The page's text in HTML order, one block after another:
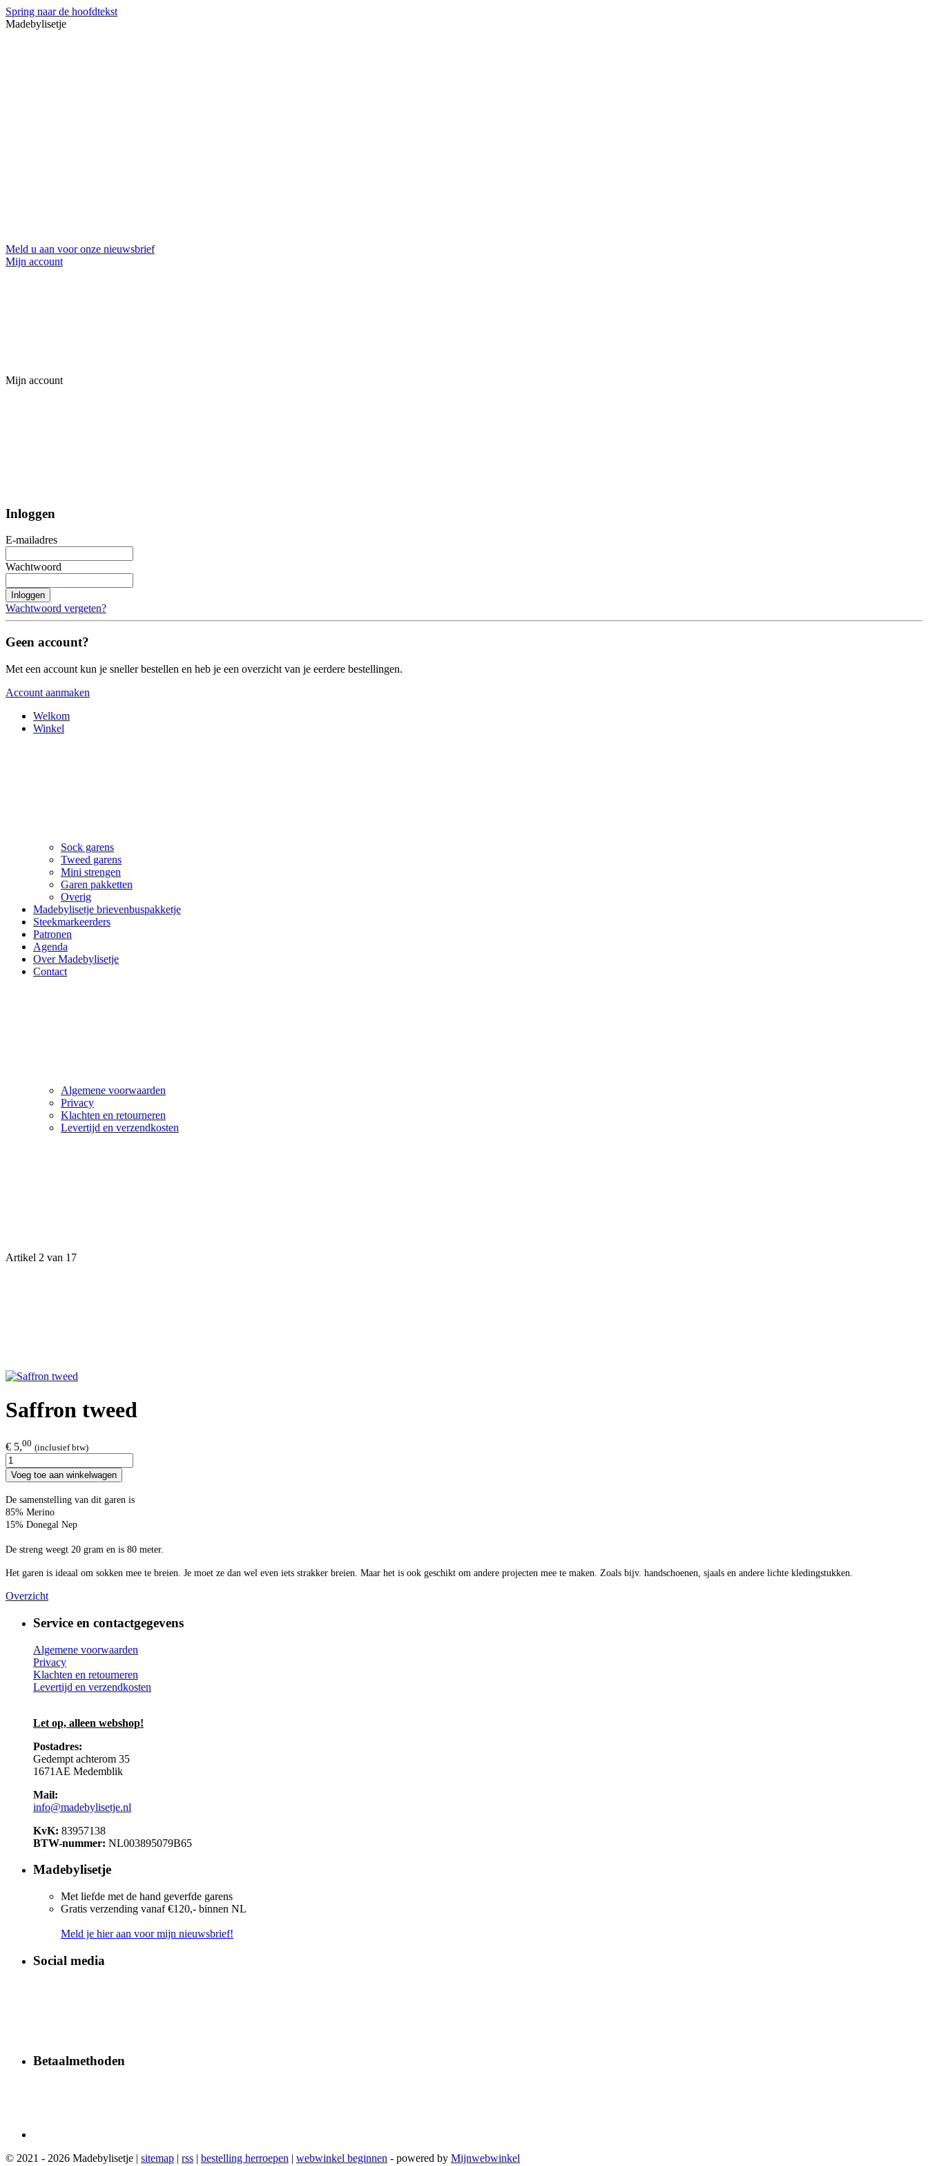
Spring naar de hoofdtekst
Madebylisetje
Meld u aan voor onze nieuwsbrief
Mijn account
Mijn account
Inloggen
E-mailadres
Wachtwoord
Inloggen
Wachtwoord vergeten?
Geen account?
Met een account kun je sneller bestellen en heb je een overzicht van je eerdere bestellingen.
Account aanmaken
Welkom
Winkel
Sock garens
Tweed garens
Mini strengen
Garen pakketten
Overig
Madebylisetje brievenbuspakketje
Steekmarkeerders
Patronen
Agenda
Over Madebylisetje
Contact
Algemene voorwaarden
Privacy
Klachten en retourneren
Levertijd en verzendkosten
Artikel 2 van 17
Saffron tweed
€ 5,00 (inclusief btw)
Voeg toe aan winkelwagen
De samenstelling van dit garen is
85% Merino
15% Donegal Nep
De streng weegt 20 gram en is 80 meter.
Het garen is ideaal om sokken mee te breien. Je moet ze dan wel even iets strakker breien. Maar het is ook geschikt om andere projecten mee te maken. Zoals bijv. handschoenen, sjaals en andere lichte kledingstukken.
Overzicht
Service en contactgegevens
Algemene voorwaarden
Privacy
Klachten en retourneren
Levertijd en verzendkosten
Let op, alleen webshop!
Postadres:
Gedempt achterom 35
1671AE Medemblik
Mail:
info@madebylisetje.nl
KvK: 83957138
BTW-nummer: NL003895079B65
Madebylisetje
Met liefde met de hand geverfde garens
Gratis verzending vanaf €120,- binnen NL
Meld je hier aan voor mijn nieuwsbrief!
Social media
Betaalmethoden
© 2021 - 2026 Madebylisetje | sitemap | rss | bestelling herroepen | webwinkel beginnen - powered by Mijnwebwinkel